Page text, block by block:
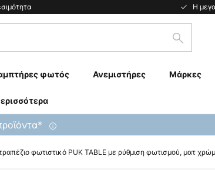
Η
φωτός Ανεμιστήρες Μάρκες
φωτιστικό PUK TABLE με ρύθμιση φωτισμού, ματ